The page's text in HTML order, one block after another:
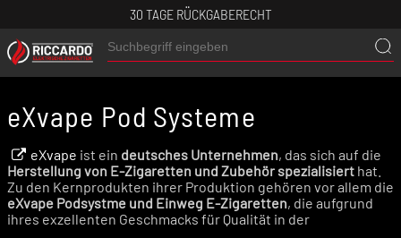
30 TAGE RÜCKGABERECHT
eXvape Pod Systeme
eXvape ist ein deutsches Unternehmen, das sich auf die
Herstellung von E-Zigaretten und Zubehör spezialisiert hat.
Zu den Kernprodukten ihrer Produktion gehören vor allem die
eXvape Podsystme und Einweg E-Zigaretten, die aufgrund
ihres exzellenten Geschmacks für Qualität in der